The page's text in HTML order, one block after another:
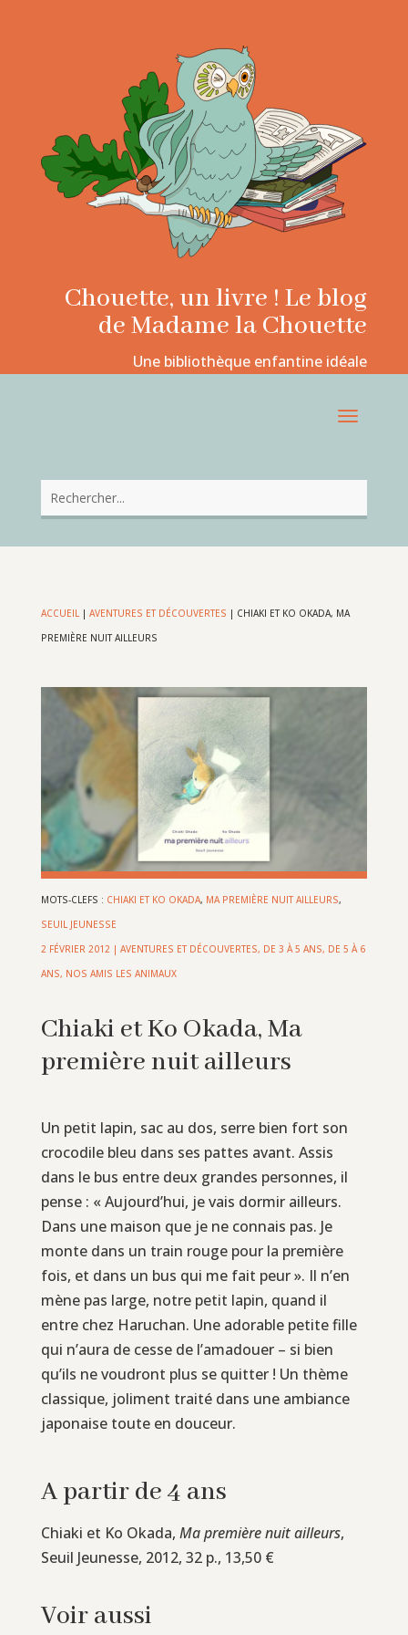
Chouette, un livre ! Le blog
de Madame la Chouette
Une bibliothèque enfantine idéale
ACCUEIL| AVENTURES ET DÉCOUVERTES | CHIAKI ET KO OKADA, MA
PREMIÈRE NUIT AILLEURS
MOTS-CLEFS : CHIAKI ET KO OKADA, MA PREMIÈRE NUIT AILLEURS,
SEUIL JEUNESSE
2 FÉVRIER 2012 | AVENTURES ET DÉCOUVERTES, DE 3 À 5 ANS, DE 5 À 6
ANS, NOS AMIS LES ANIMAUX
Chiaki et Ko Okada, Ma
première nuit ailleurs
Un petit lapin, sac au dos, serre bien fort son
crocodile bleu dans ses pattes avant. Assis
dans le bus entre deux grandes personnes, il
pense : « Aujourd’hui, je vais dormir ailleurs.
Dans une maison que je ne connais pas. Je
monte dans un train rouge pour la première
fois, et dans un bus qui me fait peur ». Il n’en
mène pas large, notre petit lapin, quand il
entre chez Haruchan. Une adorable petite fille
qui n’aura de cesse de l’amadouer – si bien
qu’ils ne voudront plus se quitter ! Un thème
classique, joliment traité dans une ambiance
japonaise toute en douceur.
A partir de 4 ans
Chiaki et Ko Okada, Ma première nuit ailleurs,
Seuil Jeunesse, 2012, 32 p., 13,50 €
Voir aussi